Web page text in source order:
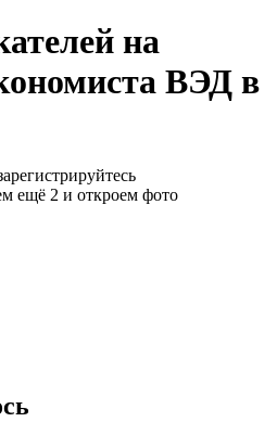
на
ВЭД в
ещё 2 и откроем фото